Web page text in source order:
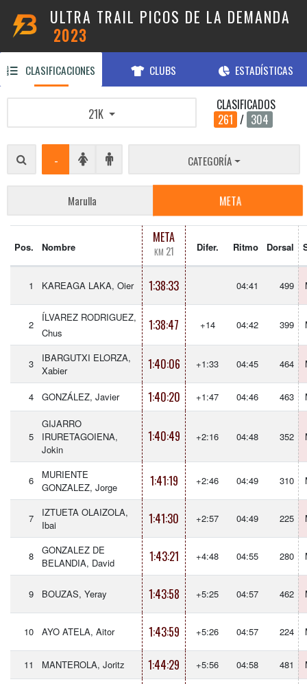
ULTRA TRAIL PICOS DE LA DEMANDA
2023
CLASIFICACIONES CLUBS ESTADÍSTICAS
21K
CLASIFICADOS
261 / 304
- CATEGORÍA
Marulla META
Pos. Nombre
META
KM 21 Difer. Ritmo Dorsal
1 KAREAGA LAKA, Oier 1:38:33 04:41 499
2
ÍLVAREZ RODRIGUEZ,
Chus
1:38:47 +14 04:42 399
3
IBARGUTXI ELORZA,
Xabier
1:40:06 +1:33 04:45 464
4 GONZÁLEZ, Javier 1:40:20 +1:47 04:46 463
5
GIJARRO
IRURETAGOIENA,
Jokin
1:40:49 +2:16 04:48 352
6
MURIENTE
GONZALEZ, Jorge
1:41:19 +2:46 04:49 310
7
IZTUETA OLAIZOLA,
Ibai
1:41:30 +2:57 04:49 225
8
GONZALEZ DE
BELANDIA, David
1:43:21 +4:48 04:55 280
9 BOUZAS, Yeray 1:43:58 +5:25 04:57 462
10 AYO ATELA, Aitor 1:43:59 +5:26 04:57 224
11 MANTEROLA, Joritz 1:44:29 +5:56 04:58 481